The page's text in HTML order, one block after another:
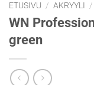
ETUSIVU / AKRYYLI /
WN
green